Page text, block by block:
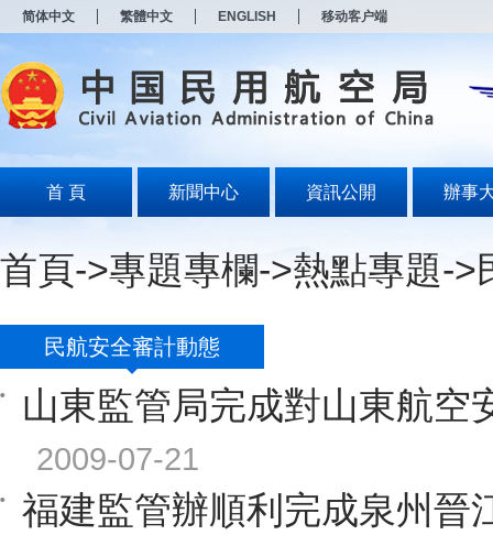
简体中文 繁體中文 ENGLISH 移动客户端
首 頁 新聞中心 資訊公開 辦事
首頁->專題專欄->熱點專題->
民航安全審計動態
山東監管局完成對山東航空
2009-07-21
福建監管辦順利完成泉州晉
打
开
无
障
说
Alt
加
浪
导